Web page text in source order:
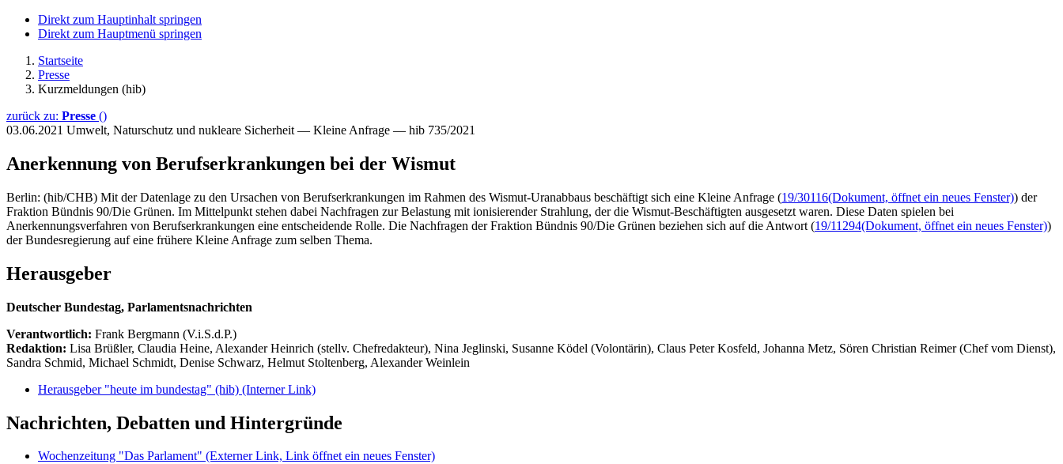
Direkt zum Hauptinhalt springen
Direkt zum Hauptmenü springen
Startseite
Presse
Kurzmeldungen (hib)
zurück zu: Presse ()
03.06.2021 Umwelt, Naturschutz und nukleare Sicherheit — Kleine Anfrage — hib 735/2021
Anerkennung von Berufserkrankungen bei der Wismut
Berlin: (hib/CHB) Mit der Datenlage zu den Ursachen von Berufserkrankungen im Rahmen des Wismut-Uranabbaus beschäftigt sich eine Kleine Anfrage (19/30116(Dokument, öffnet ein neues Fenster)) der
Fraktion Bündnis 90/Die Grünen. Im Mittelpunkt stehen dabei Nachfragen zur Belastung mit ionisierender Strahlung, der die Wismut-Beschäftigten ausgesetzt waren. Diese Daten spielen bei
Anerkennungsverfahren von Berufserkrankungen eine entscheidende Rolle. Die Nachfragen der Fraktion Bündnis 90/Die Grünen beziehen sich auf die Antwort (19/11294(Dokument, öffnet ein neues Fenster))
der Bundesregierung auf eine frühere Kleine Anfrage zum selben Thema.
Herausgeber
Deutscher Bundestag, Parlamentsnachrichten
Verantwortlich: Frank Bergmann (V.i.S.d.P.)
Redaktion: Lisa Brüßler, Claudia Heine, Alexander Heinrich (stellv. Chefredakteur), Nina Jeglinski, Susanne Ködel (Volontärin), Claus Peter Kosfeld, Johanna Metz, Sören Christian Reimer (Chef vom Dienst),
Sandra Schmid, Michael Schmidt, Denise Schwarz, Helmut Stoltenberg, Alexander Weinlein
Herausgeber "heute im bundestag" (hib) (Interner Link)
Nachrichten, Debatten und Hintergründe
Wochenzeitung "Das Parlament" (Externer Link, Link öffnet ein neues Fenster)